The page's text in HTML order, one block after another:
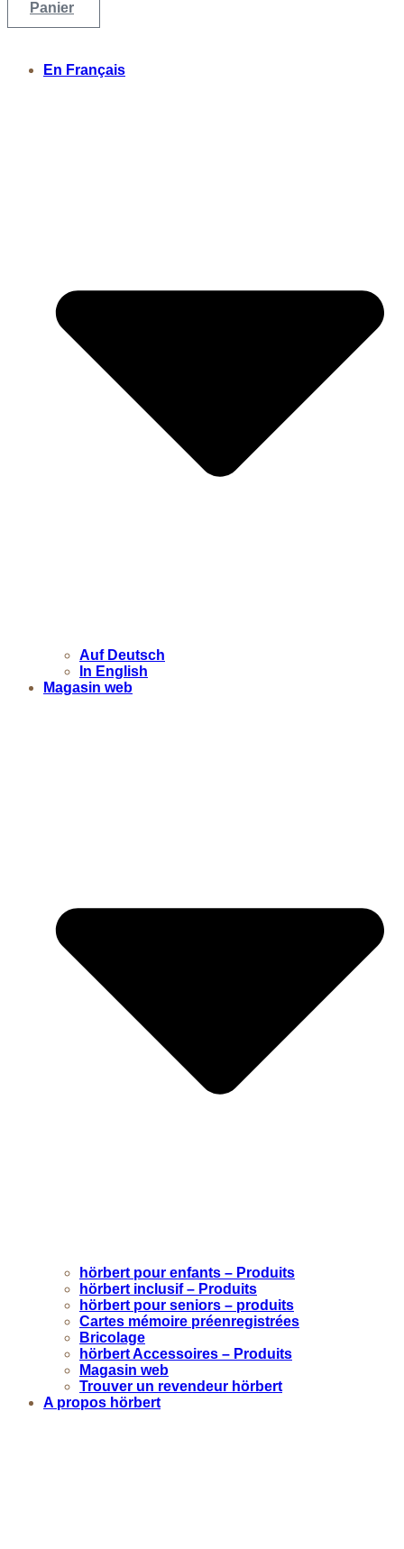
Panier
En Français
Auf Deutsch
In English
Magasin web
hörbert pour enfants – Produits
hörbert inclusif – Produits
hörbert pour seniors – produits
Cartes mémoire préenregistrées
Bricolage
hörbert Accessoires – Produits
Magasin web
Trouver un revendeur hörbert
A propos hörbert